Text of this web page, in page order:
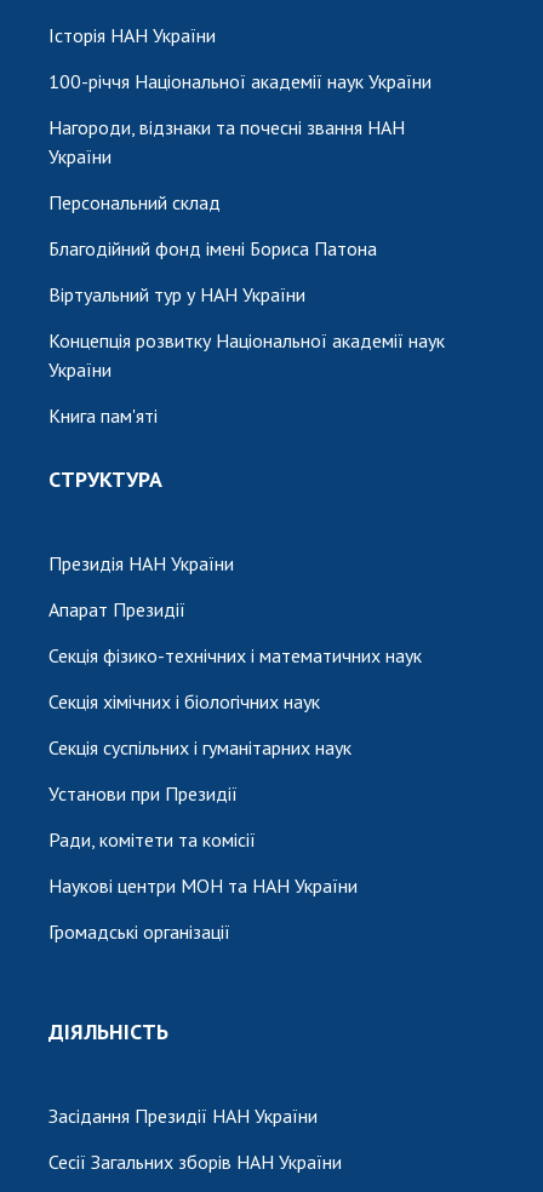
ЗАСІДАННЯ ПРЕЗИДІЇ НАН УКРАЇНИ
МЕДІА ПРО НАС
АКАДЕМІЯ КОМЕНТУЄ
КОНТАКТИ
ПРОФСПІЛКА НАН УКРАЇНИ
КАБІНЕТ
Історія НАН України
100-річчя Національної академії наук України
Нагороди, відзнаки та почесні звання НАН
України
Персональний склад
Благодійний фонд імені Бориса Патона
Віртуальний тур у НАН України
Концепція розвитку Національної академії наук
України
Книга пам'яті
СТРУКТУРА
Президія НАН України
Апарат Президії
Секція фізико-технічних і математичних наук
Секція хімічних і біологічних наук
Секція суспільних і гуманітарних наук
Установи при Президії
Ради, комітети та комісії
Наукові центри МОН та НАН України
Громадські організації
ДІЯЛЬНІСТЬ
Засідання Президії НАН України
Сесії Загальних зборів НАН України